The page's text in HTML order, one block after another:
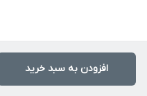
افزودن به سبد خرید